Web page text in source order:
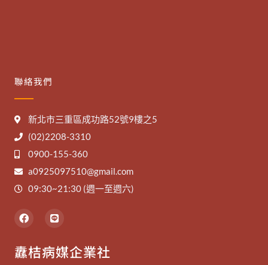
纛桔病媒企業社
聯絡我們
新北市三重區成功路52號9樓之5
(02)2208-3310
0900-155-360
a0925097510@gmail.com
09:30~21:30 (週一至週六)
F
a
b
o
L
i